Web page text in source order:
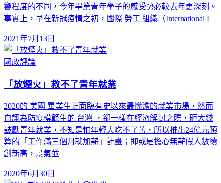
響程度的不同，今年畢業青年學子的感受勢必較去年更深刻。
事實上，早在新冠疫情之初，國際 勞工 組織（International L
2021年7月13日
國政評論
「放煙火」救不了青年就業
2020的 美國 畢業生正面臨有史以來最慘澹的就業市場，然而
自詡為防疫模範生的 台灣 ，卻一樣在經濟解封之際，砸大錢
鼓勵青年就業，不知是怕年輕人吃不了苦，所以推出24億元預
算的「工作滿三個月就加薪」計畫；抑或是擔心無薪假人數續
創新高，景氣並
2020年6月30日